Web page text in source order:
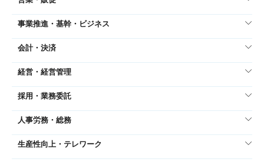
事業推進・基幹・ビジネス
会計・決済
経営・経営管理
採用・業務委託
人事労務・総務
生産性向上・テレワーク